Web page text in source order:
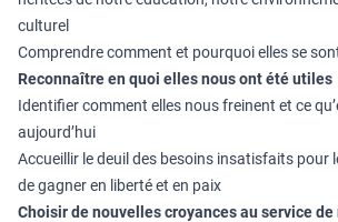
culturel
Comprendre comment et pourquoi elles se
Reconnaître en quoi elles nous ont été utiles
Identifier comment elles nous freinent et ce
aujourd’hui
Accueillir le deuil des besoins insatisfaits pour
de gagner en liberté et en paix
Choisir de nouvelles croyances au service